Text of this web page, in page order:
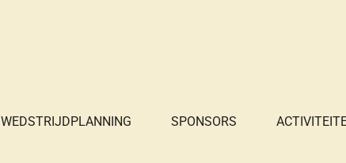
WEDSTRIJDPLANNING SPONSORS